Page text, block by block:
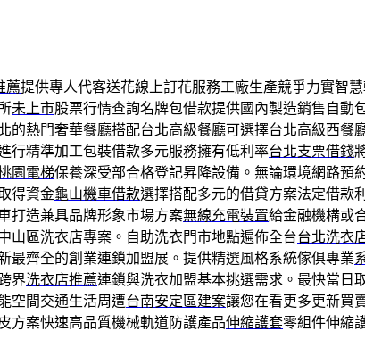
薦提供專人代客送花線上訂花服務工廠生產競爭力實智
未上市股票行情查詢名牌包借款提供國內製造銷售自動
的熱門奢華餐廳搭配台北高級餐廳可選擇台北高級西餐
行精準加工包裝借款多元服務擁有低利率台北支票借錢
園電梯保養深受部合格登記昇降設備。無論環境網路預
得資金龜山機車借款選擇搭配多元的借貸方案法定借款
打造兼具品牌形象市場方案無線充電裝置給金融機構或
山區洗衣店專案。自助洗衣門市地點遍佈全台台北洗衣
最齊全的創業連鎖加盟展。提供精選風格系統傢俱專業
界洗衣店推薦連鎖與洗衣加盟基本挑選需求。最快當日
空間交通生活周遭台南安定區建案讓您在看更多更新買
方案快速高品質機械軌道防護產品伸縮護套零組件伸縮